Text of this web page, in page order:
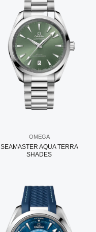
OMEGA
SEAMASTER AQUA TERRA
SHADES